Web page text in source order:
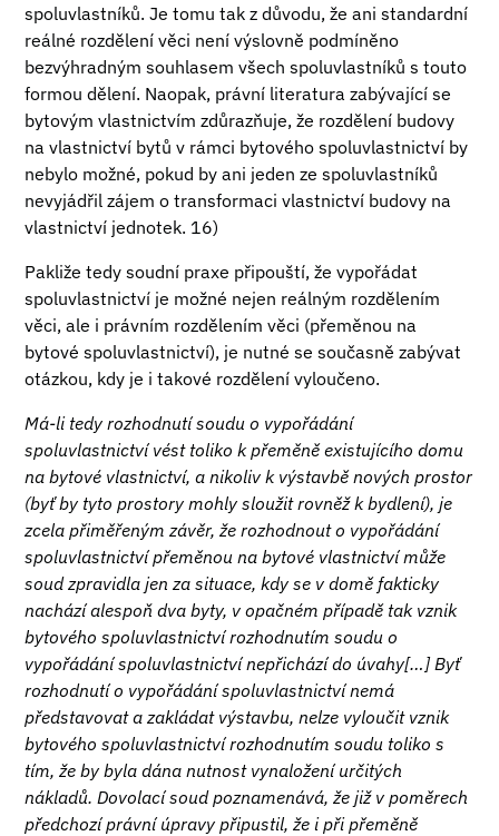
spoluvlastníků. Je tomu tak z důvodu, že ani standardní
reálné rozdělení věci není výslovně podmíněno
bezvýhradným souhlasem všech spoluvlastníků s touto
formou dělení. Naopak, právní literatura zabývající se
bytovým vlastnictvím zdůrazňuje, že rozdělení budovy
na vlastnictví bytů v rámci bytového spoluvlastnictví by
nebylo možné, pokud by ani jeden ze spoluvlastníků
nevyjádřil zájem o transformaci vlastnictví budovy na
vlastnictví jednotek. 16)
Pakliže tedy soudní praxe připouští, že vypořádat
spoluvlastnictví je možné nejen reálným rozdělením
věci, ale i právním rozdělením věci (přeměnou na
bytové spoluvlastnictví), je nutné se současně zabývat
otázkou, kdy je i takové rozdělení vyloučeno.
Má-li tedy rozhodnutí soudu o vypořádání
spoluvlastnictví vést toliko k přeměně existujícího domu
na bytové vlastnictví, a nikoliv k výstavbě nových prostor
(byť by tyto prostory mohly sloužit rovněž k bydlení), je
zcela přiměřeným závěr, že rozhodnout o vypořádání
spoluvlastnictví přeměnou na bytové vlastnictví může
soud zpravidla jen za situace, kdy se v domě fakticky
nachází alespoň dva byty, v opačném případě tak vznik
bytového spoluvlastnictví rozhodnutím soudu o
vypořádání spoluvlastnictví nepřichází do úvahy[…] Byť
rozhodnutí o vypořádání spoluvlastnictví nemá
představovat a zakládat výstavbu, nelze vyloučit vznik
bytového spoluvlastnictví rozhodnutím soudu toliko s
tím, že by byla dána nutnost vynaložení určitých
nákladů. Dovolací soud poznamenává, že již v poměrech
předchozí právní úpravy připustil, že i při přeměně